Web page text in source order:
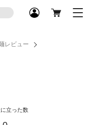
レビュー
立った数